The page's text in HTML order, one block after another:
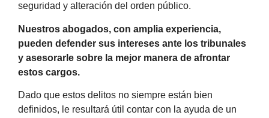
seguridad y alteración del orden público.
Nuestros abogados, con amplia experiencia,
pueden defender sus intereses ante los tribunales
y asesorarle sobre la mejor manera de afrontar
estos cargos.
Dado que estos delitos no siempre están bien
definidos, le resultará útil contar con la ayuda de un